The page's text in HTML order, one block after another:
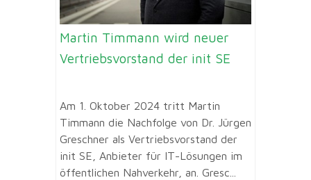
Martin Timmann wird neuer
Vertriebsvorstand der init SE
Am 1. Oktober 2024 tritt Martin
Timmann die Nachfolge von Dr. Jürgen
Greschner als Vertriebsvorstand der
init SE, Anbieter für IT-Lösungen im
öffentlichen Nahverkehr, an. Gresc...